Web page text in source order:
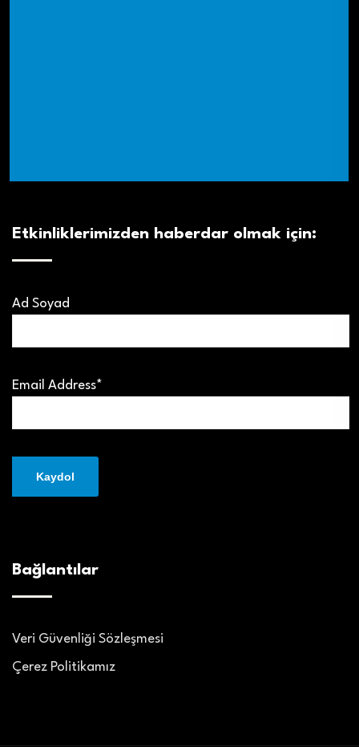
Etkinliklerimizden haberdar olmak için:
Ad Soyad
Email Address*
Bağlantılar
Veri Güvenliği Sözleşmesi
Çerez Politikamız